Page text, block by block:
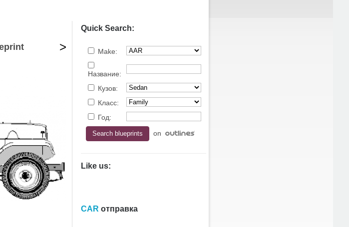
>
Quick Search:
Make:
Название:
Кузов:
Класс:
Год:
on
Like us:
CAR отправка